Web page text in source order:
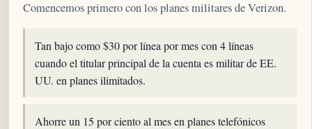
Comencemos primero con los planes militares de Verizon.
Tan bajo como $30 por línea por mes con 4 líneas
cuando el titular principal de la cuenta es militar de EE.
UU. en planes ilimitados.
Ahorre un 15 por ciento al mes en planes telefónicos